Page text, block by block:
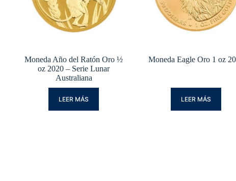
Moneda Año del Ratón Oro ½
oz 2020 – Serie Lunar
Australiana
LEER MÁS
Moneda Eagle Oro 1 oz
LEER MÁS